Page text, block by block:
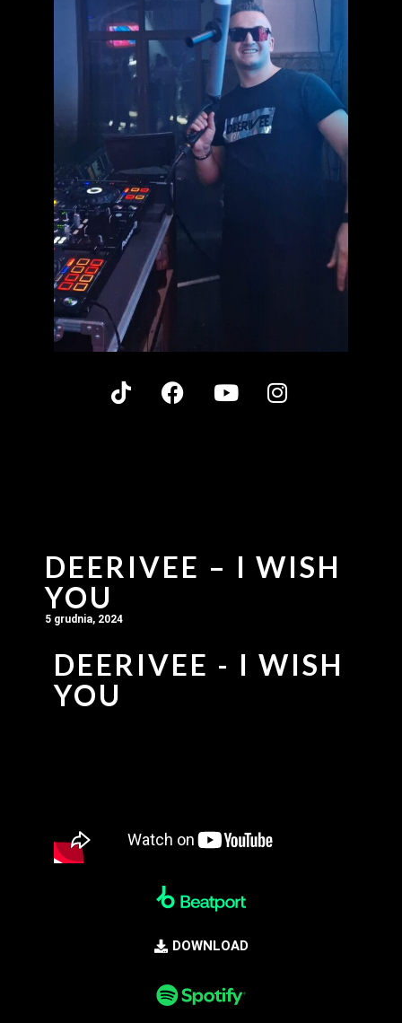
DEERIVEE – I WISH
YOU
5 grudnia, 2024
DEERIVEE - I WISH
YOU
DOWNLOAD